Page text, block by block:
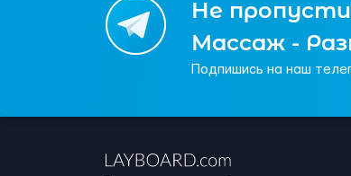
Не
Массаж -
Подпишись на наш